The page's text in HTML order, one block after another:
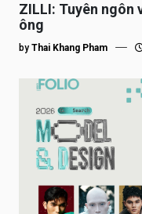
ZILLI: Tuyên ngôn
ông
by Thai Khang Pham